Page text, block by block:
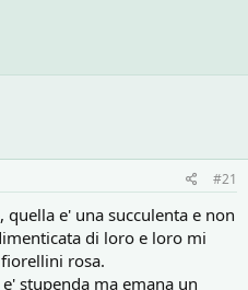
#21
e' una succulenta e non
di loro e loro mi
rosa.
stupenda ma emana un